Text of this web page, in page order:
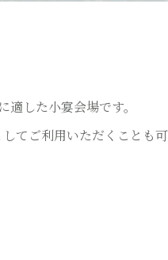
した小宴会場です。
てご利用いただくことも